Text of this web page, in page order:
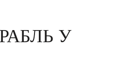
ШЕДЕВР ФРАНЦА РУБО ПАНОРАМУ
ПРИ ВЗЯТИИ БЕРЛИНА
У